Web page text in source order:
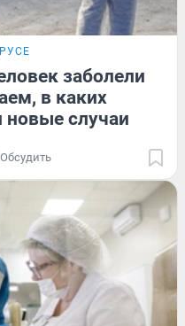
заболели
в каких
новые случаи
Обсудить